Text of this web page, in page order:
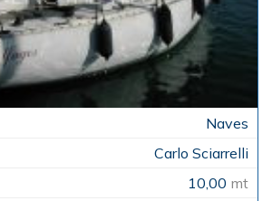
Naves
Carlo Sciarrelli
10,00 mt